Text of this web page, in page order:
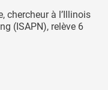
chercheur à l’Illinois
(ISAPN), relève 6